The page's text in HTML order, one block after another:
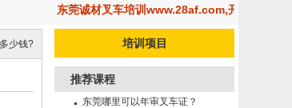
东莞诚材叉车培训www.28af.com,开设：东莞
少钱? 培训项目
推荐课程
东莞哪里可以年审叉车证？